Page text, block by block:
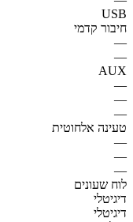
USB
חיבור קדמי
—
—
AUX
—
—
—
טעינה אלחוטית
—
—
—
לוח שעונים
דיגיטלי
דיגיטלי